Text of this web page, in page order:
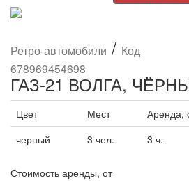
Ретро-автомобили / Код
678969454698
ГАЗ-21 ВОЛГА,
Цвет Мест Аренда,
черный
3 чел. 3 ч.
Стоимость аренды, от